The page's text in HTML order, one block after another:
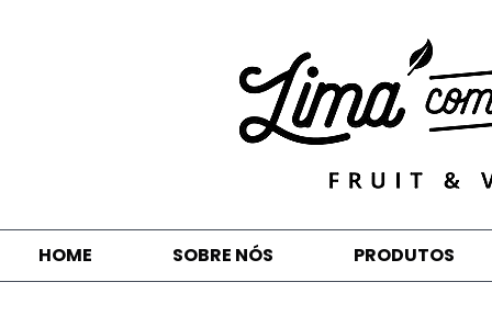
HOME SOBRE NÓS PRODUTOS